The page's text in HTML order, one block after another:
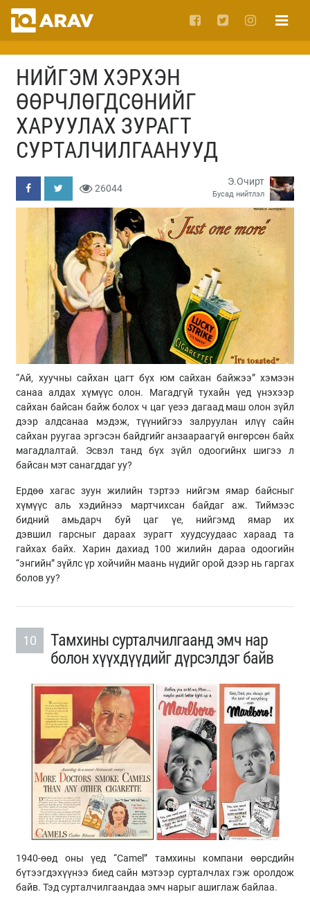
НИЙГЭМ ХЭРХЭН
ӨӨРЧЛӨГДСӨНИЙГ
ХАРУУЛАХ ЗУРАГТ
СУРТАЛЧИЛГААНУУД
26044
Э.Очирт
Бусад нийтлэл
“Ай, хуучны сайхан цагт бүх юм сайхан байжээ” хэмээн
санаа алдах хүмүүс олон. Магадгүй тухайн үед үнэхээр
сайхан байсан байж болох ч цаг үеээ дагаад маш олон зүйл
дээр алдсанаа мэдэж, түүнийгээ залруулан илүү сайн
сайхан руугаа эргэсэн байдгийг анзаараагүй өнгөрсөн байх
магадлалтай. Эсвэл танд бүх зүйл одоогийнх шигээ л
байсан мэт санагддаг уу?
Ердөө хагас зуун жилийн тэртээ нийгэм ямар байсныг
хүмүүс аль хэдийнээ мартчихсан байдаг аж. Тиймээс
бидний амьдарч буй цаг үе, нийгэмд ямар их
дэвшил гарсныг дараах зурагт хуудсуудаас хараад та
гайхах байх. Харин дахиад 100 жилийн дараа одоогийн
“энгийн” зүйлс үр хойчийн маань нүдийг орой дээр нь гаргах
болов уу?
10
Тамхины сурталчилгаанд эмч нар
болон хүүхдүүдийг дүрсэлдэг байв
1940-өөд оны үед “Camel” тамхины компани өөрсдийн
бүтээгдэхүүнээ биед сайн мэтээр сурталчлах гэж оролдож
байв. Тэд сурталчилгаандаа эмч нарыг ашиглаж байлаа.